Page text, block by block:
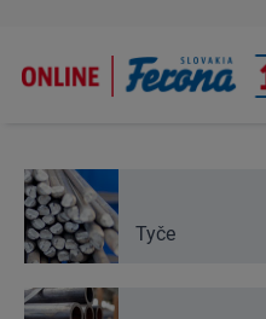
Tyče